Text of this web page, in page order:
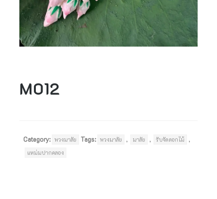
M012
Category: พวงมาลัย Tags: พวงมาลัย , มาลัย , รับจัดดอกไม้ ,
แหม่มปากคลอง